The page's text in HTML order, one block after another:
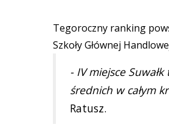
Tegoroczny ranking
Szkoły Głównej
- IV miejsce
średnich w całym
Ratusz.